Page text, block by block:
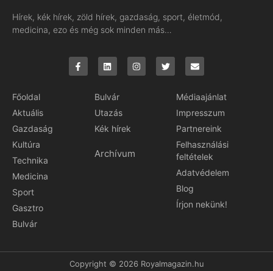
Hírek, kék hírek, zöld hírek, gazdaság, sport, életmód,
medicina, ezo és még sok minden más…
Főoldal
Aktuális
Gazdaság
Kultúra
Technika
Medicina
Sport
Gasztro
Bulvár
Bulvár
Utazás
Kék hírek
Archívum
Médiaajánlat
Impresszum
Partnereink
Felhasználási
feltételek
Adatvédelem
Blog
Írjon nekünk!
Copyright © 2026 Royalmagazin.hu